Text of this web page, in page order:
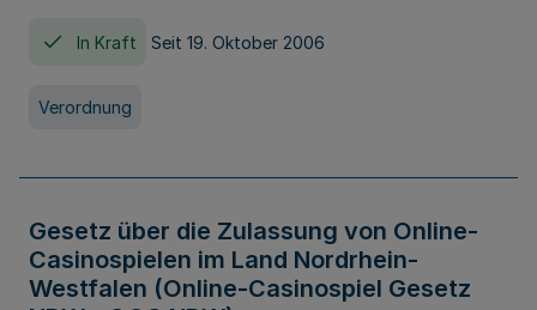
In Kraft Seit 19. Oktober 2006
Verordnung
Gesetz über die Zulassung von Online-
Casinospielen im Land Nordrhein-
Westfalen (Online-Casinospiel Gesetz